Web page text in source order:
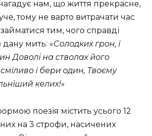
нагадує нам, що життя прекрасне,
тому не варто витрачати час
тим, чого справді
мить: «Солодких грон, і
Доволі на стволах його
і бери один, Твоєму
келих!»
поезія містить усього 12
на 3 строфи, насичених